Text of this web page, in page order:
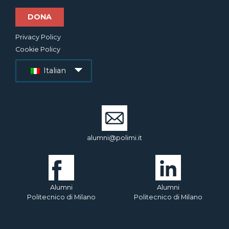
DONA
Privacy Policy
Cookie Policy
Italian
alumni@polimi.it
Alumni
Politecnico di Milano
Alumni
Politecnico di Milano